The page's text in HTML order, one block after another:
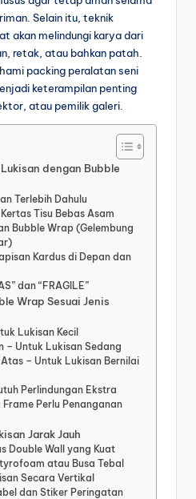
Selain itu, teknik
akan melindungi karya dari
retak, atau bahkan patah.
packing peralatan seni
keterampilan penting
atau pemilik galeri.
dengan Bubble
Terlebih Dahulu
Tisu Bebas Asam
Bubble Wrap (Gelembung
Kardus di Depan dan
dan “FRAGILE”
Wrap Sesuai Jenis
Lukisan Kecil
– Untuk Lukisan Sedang
– Untuk Lukisan Bernilai
Perlindungan Ekstra
Perlu Penanganan
Jarak Jauh
Double Wall yang Kuat
atau Busa Tebal
Secara Vertikal
dan Stiker Peringatan